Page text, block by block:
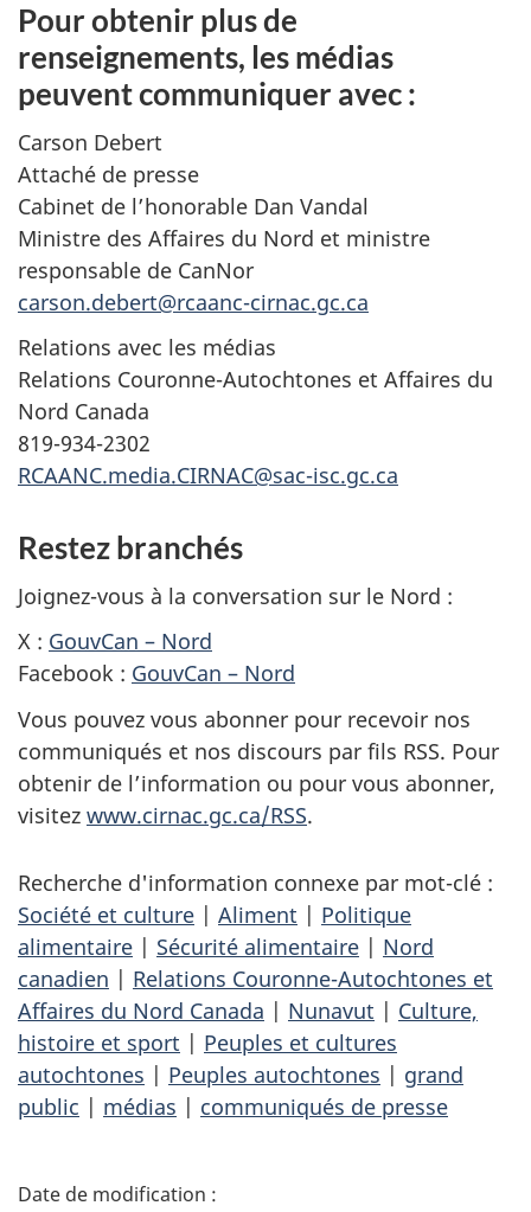
Pour obtenir plus de
renseignements, les médias
peuvent communiquer avec :
Carson Debert
Attaché de presse
Cabinet de l’honorable Dan Vandal
Ministre des Affaires du Nord et ministre
responsable de CanNor
carson.debert@rcaanc-cirnac.gc.ca
Relations avec les médias
Relations Couronne-Autochtones et Affaires du
Nord Canada
819-934-2302
RCAANC.media.CIRNAC@sac-isc.gc.ca
Restez branchés
Joignez-vous à la conversation sur le Nord :
X : GouvCan – Nord
Facebook : GouvCan – Nord
Vous pouvez vous abonner pour recevoir nos
communiqués et nos discours par fils RSS. Pour
obtenir de l’information ou pour vous abonner,
visitez www.cirnac.gc.ca/RSS.
Recherche d'information connexe par mot-clé :
Société et culture | Aliment | Politique
alimentaire | Sécurité alimentaire | Nord
canadien | Relations Couronne-Autochtones et
Affaires du Nord Canada | Nunavut | Culture,
histoire et sport | Peuples et cultures
autochtones | Peuples autochtones | grand
public | médias | communiqués de presse
D